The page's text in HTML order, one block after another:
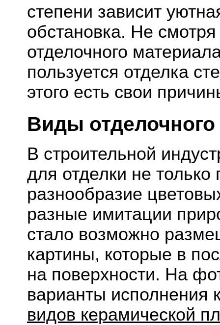
степени зависит
обстановка. Не
отделочного
пользуется отделка
этого есть свои
Виды
В строительной
для отделки не
разнообразие
разные имитации
стало возможно
картины, которые в
на поверхности. На
варианты исполнения
видов керамической